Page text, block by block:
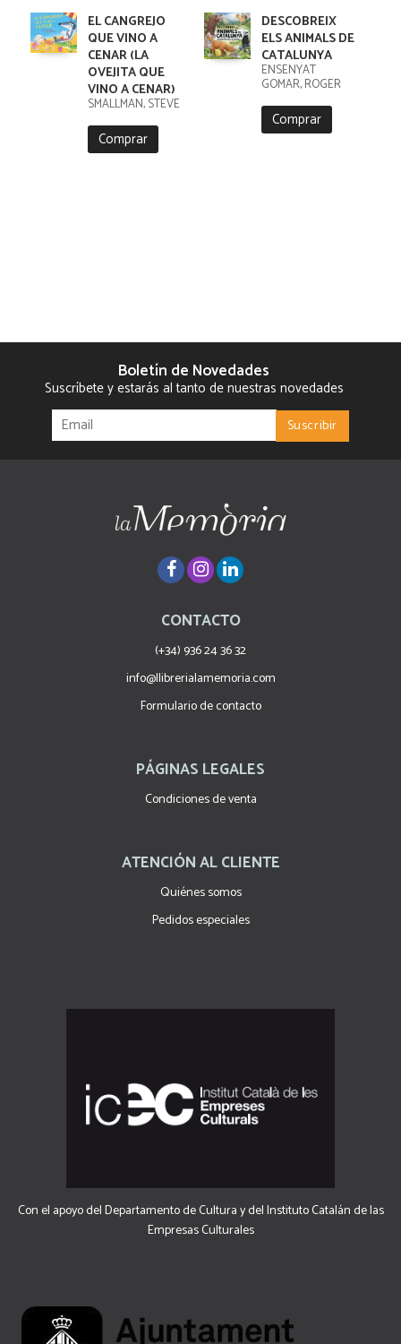
EL CANGREJO
QUE VINO A
CENAR (LA
OVEJITA QUE
VINO A CENAR)
SMALLMAN, STEVE
Comprar
DESCOBREIX
ELS ANIMALS DE
CATALUNYA
ENSENYAT
GOMAR, ROGER
Comprar
Boletín de Novedades
Suscríbete y estarás al tanto de nuestras novedades
CONTACTO
(+34) 936 24 36 32
info@llibrerialamemoria.com
Formulario de contacto
PÁGINAS LEGALES
Condiciones de venta
ATENCIÓN AL CLIENTE
Quiénes somos
Pedidos especiales
Con el apoyo del Departamento de Cultura y del Instituto Catalán de las
Empresas Culturales